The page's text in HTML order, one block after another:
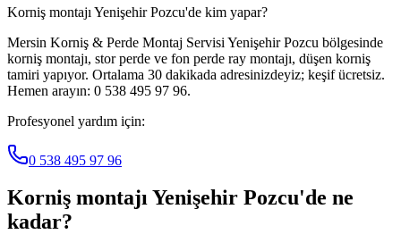
Korniş montajı Yenişehir Pozcu'de kim yapar?
Mersin Korniş & Perde Montaj Servisi Yenişehir Pozcu bölgesinde
korniş montajı, stor perde ve fon perde ray montajı, düşen korniş
tamiri yapıyor. Ortalama 30 dakikada adresinizdeyiz; keşif ücretsiz.
Hemen arayın: 0 538 495 97 96.
Profesyonel yardım için:
0 538 495 97 96
Korniş montajıYenişehir Pozcu'de ne
kadar?